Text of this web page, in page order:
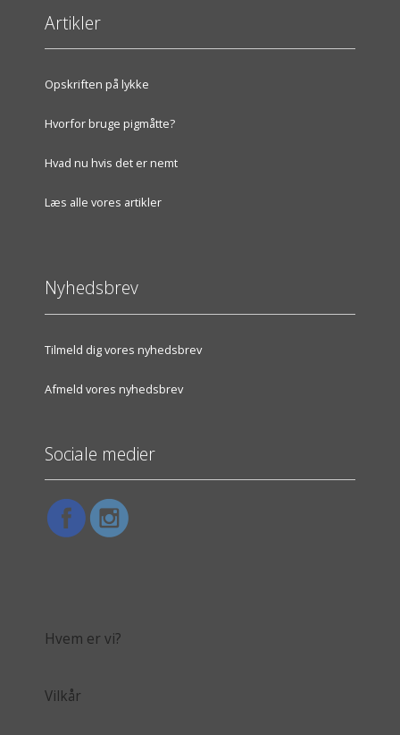
Artikler
Opskriften på lykke
Hvorfor bruge pigmåtte?
Hvad nu hvis det er nemt
Læs alle vores artikler
Nyhedsbrev
Tilmeld dig vores nyhedsbrev
Afmeld vores nyhedsbrev
Sociale medier
Hvem er vi?
Vilkår